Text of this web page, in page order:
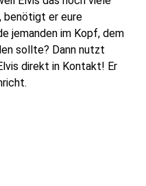
benötigt er eure
jemanden im Kopf, dem
sollte? Dann nutzt
direkt in Kontakt! Er